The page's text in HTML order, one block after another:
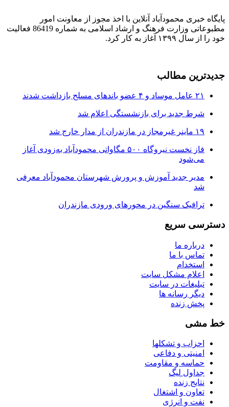
پایگاه خبری محمودآباد آنلاین با اخذ مجوز از معاونت امور
مطبوعاتی وزارت فرهنگ و ارشاد اسلامی به شماره 86419 فعالیت
خود را از سال ۱۳۹۹ آغاز به کار کرد.
جدیدترین مطالب
۲۱ عامل موساد و ۴ عضو باند‌های مسلح بازداشت شدند
شرط جدید برای بازنشستگی اعلام شد
۱۹ ماینر غیرمجاز در مازندران از مدار خارج شد
فاز نخست نیروگاه ۵۰۰ مگاواتی محمودآباد به‌زودی آغاز
می‌شود
مدیر جدید آموزش و پرورش شهرستان محمودآباد معرفی
شد
ترافیک سنگین در محور‌های ورودی مازندران
دسترسی سریع
درباره ما
تماس با ما
استخدام
اعلام مشکل سایت
تبلیغات در سایت
ديگر رسانه ها
پخش زنده
خط مشی
احزاب و تشکلها
امنیتی و دفاعی
حماسه و مقاومت
جداول لیگ
نتایج زنده
تعاون و اشتغال
نفت و انرژی